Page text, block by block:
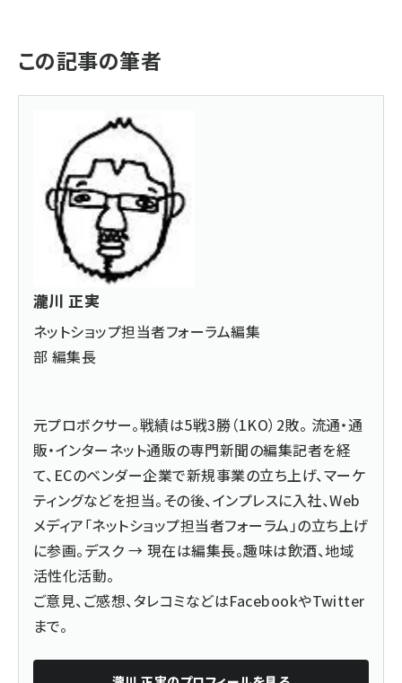
この記事の筆者
瀧川 正実
ネットショップ担当者フォーラム編集
部 編集長
元プロボクサー。戦績は5戦3勝（1KO）2敗。 流通・通
販・インターネット通販の専門新聞の編集記者を経
て、ECのベンダー企業で新規事業の立ち上げ、マーケ
ティングなどを担当。その後、インプレスに入社、Web
メディア「ネットショップ担当者フォーラム」の立ち上げ
に参画。デスク → 現在は編集長。趣味は飲酒、地域
活性化活動。
ご意見、ご感想、タレコミなどはFacebookやTwitter
まで。